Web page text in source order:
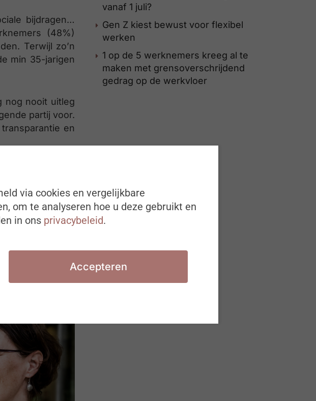
bijdragen…
(48%)
Terwijl zo’n
min 35-jarigen
nog nooit uitleg
partij voor.
en
vanaf 1 juli?
Gen Z kiest bewust voor flexibel
werken
1 op de 5 werknemers kreeg al te
maken met grensoverschrijdend
gedrag op de werkvloer
via cookies en vergelijkbare
om te analyseren hoe u deze gebruikt en
in ons privacybeleid.
Accepteren